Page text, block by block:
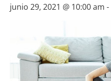
junio 29, 2021 @ 10:00 am -